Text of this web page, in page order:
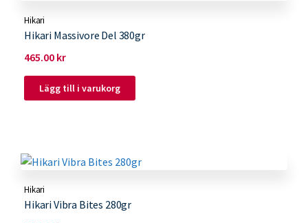
Hikari
Hikari Massivore Del 380gr
465.00 kr
Lägg till i varukorg
Hikari
Hikari Vibra Bites 280gr